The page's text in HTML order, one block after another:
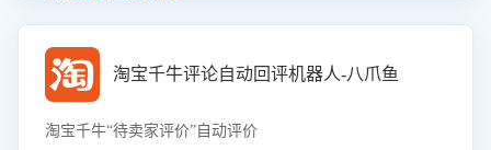
淘宝千牛评论自动回评机器人-八爪鱼
淘宝千牛“待卖家评价”自动评价